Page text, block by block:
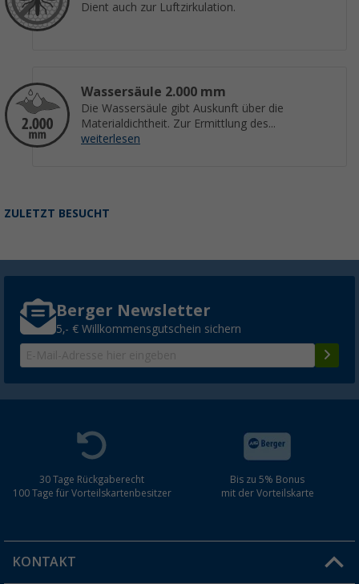
Dient auch zur Luftzirkulation.
Wassersäule 2.000 mm
Die Wassersäule gibt Auskunft über die
Materialdichtheit. Zur Ermittlung des...
weiterlesen
ZULETZT BESUCHT
Berger Newsletter
5,- € Willkommensgutschein sichern
30 Tage Rückgaberecht
100 Tage für Vorteilskartenbesitzer
Bis zu 5% Bonus
mit der Vorteilskarte
KONTAKT